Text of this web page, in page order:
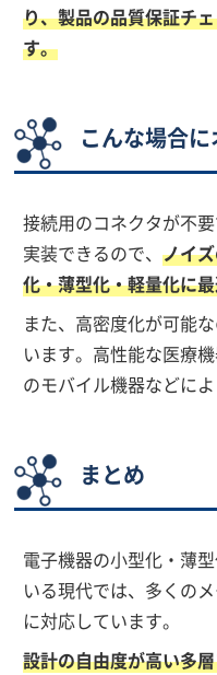
り、製品の品質保証チ
す。
こんな場合
接続用のコネクタが不
実装できるので、ノイ
化・薄型化・軽量化に
また、高密度化が可能
います。高性能な医療
のモバイル機器などに
まとめ
電子機器の小型化・薄
いる現代では、多くの
に対応しています。
設計の自由度が高い多